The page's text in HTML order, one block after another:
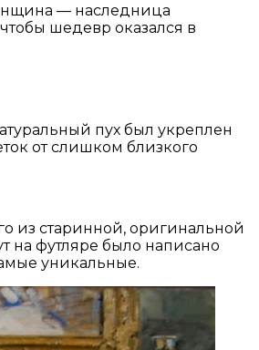
— наследница
шедевр оказался в
пух был укреплен
от слишком близкого
из старинной, оригинальной
на футляре было написано
уникальные.